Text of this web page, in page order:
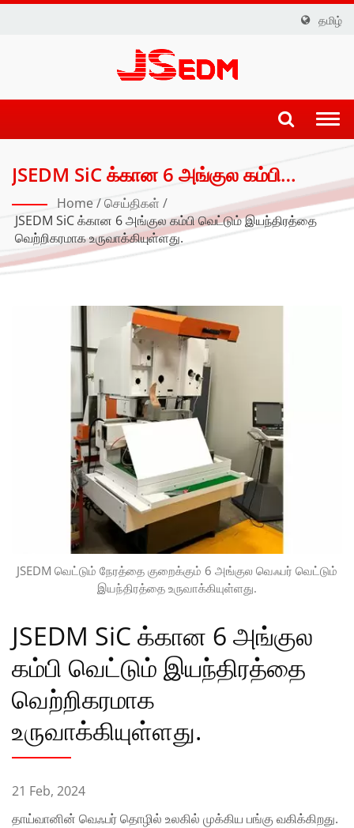
தமிழ்
JSEDM SiC க்கான 6 அங்குல கம்பி
வெட்டும் இயந்திரத்தை வெற்றிகரமாக
உருவாக்கியுள்ளது. | துல்லியமான உற்பத்தி:
JSEDM மூலம் மேம்பட்ட EDM
தொழில்நுட்பம்
Home /செய்திகள் /
JSEDM SiC க்கான 6 அங்குல கம்பி வெட்டும் இயந்திரத்தை
வெற்றிகரமாக உருவாக்கியுள்ளது.
JSEDM வெட்டும் நேரத்தை குறைக்கும் 6 அங்குல வெஃபர் வெட்டும்
இயந்திரத்தை உருவாக்கியுள்ளது.
JSEDM SiC க்கான 6 அங்குல
கம்பி வெட்டும் இயந்திரத்தை
வெற்றிகரமாக
உருவாக்கியுள்ளது.
21 Feb, 2024
தாய்வானின் வெஃபர் தொழில் உலகில் முக்கிய பங்கு வகிக்கிறது.